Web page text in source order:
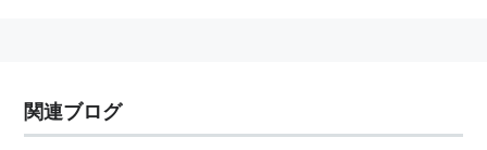
関連ブログ